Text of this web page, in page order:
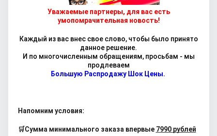
Уважаемые партнеры, для вас есть
умопомрачительная новость!
Каждый из вас внес свое слово, чтобы было принято
данное решение.
И по многочисленным обращениям, просьбам - мы
продлеваем
Большую Распродажу Шок Цены.
Напомним условия:
🛒Сумма минимального заказа впервые 7990 рублей